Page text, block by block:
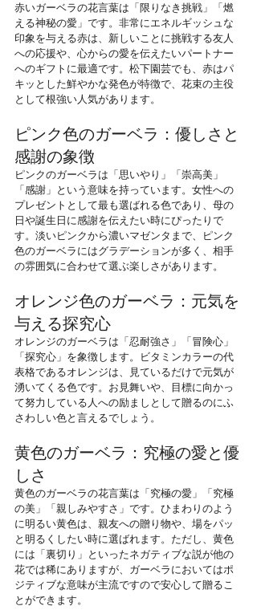
赤いガーベラの花言葉は「限りなき挑戦」「燃
える神秘の愛」です。非常にエネルギッシュな
印象を与える赤は、新しいことに挑戦する友人
への応援や、心からの愛を伝えたいパートナー
へのギフトに最適です。松下園芸でも、赤はパ
キッとした鮮やかな発色が特徴で、花束の主役
として根強い人気があります。
ピンク色のガーベラ：優しさと
感謝の象徴
ピンクのガーベラは「思いやり」「崇高美」
「感謝」という意味を持っています。女性への
プレゼントとして最も選ばれる色であり、母の
日や誕生日に感謝を伝えたい時にぴったりで
す。淡いピンクから濃いマゼンタまで、ピンク
色のガーベラにはグラデーションが多く、相手
の雰囲気に合わせて選ぶ楽しさがあります。
オレンジ色のガーベラ：元気を
与える探究心
オレンジのガーベラは「忍耐強さ」「冒険心」
「探究心」を象徴します。ビタミンカラーの代
表格であるオレンジは、見ているだけで元気が
湧いてくる色です。お見舞いや、目標に向かっ
て努力している人への励ましとして贈るのにふ
さわしい色と言えるでしょう。
黄色のガーベラ：究極の愛と優
しさ
黄色のガーベラの花言葉は「究極の愛」「究極
の美」「親しみやすさ」です。ひまわりのよう
に明るい黄色は、親友への贈り物や、場をパッ
と明るくしたい時に選ばれます。ただし、黄色
には「裏切り」といったネガティブな説が他の
花では稀にありますが、ガーベラにおいてはポ
ジティブな意味が主流ですので安心して贈るこ
とができます。